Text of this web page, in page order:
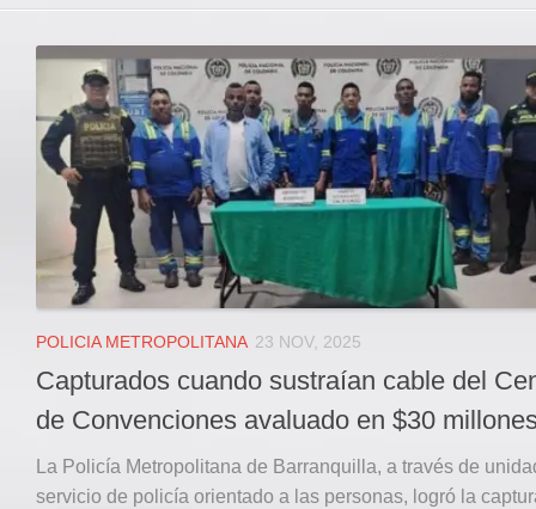
POLICIA METROPOLITANA 23 NOV, 2025
Capturados cuando sustraían cable del
de Convenciones avaluado en $30
La Policía Metropolitana de Barranquilla, a través de
servicio de policía orientado a las personas, logró la